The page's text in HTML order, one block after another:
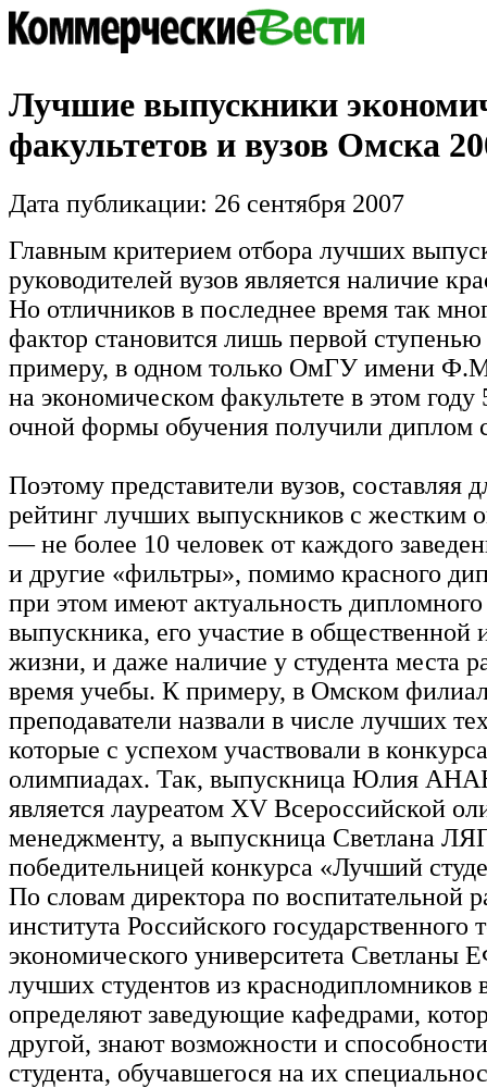
Лучшие выпускники
факультетов и вузов Омска
Дата публикации: 26 сентября 2007
Главным критерием отбора лучших
руководителей вузов является наличие
Но отличников в последнее время так
фактор становится лишь первой
примеру, в одном только ОмГУ имени Ф.М
на экономическом факультете в этом году
очной формы обучения получили диплом
Поэтому представители вузов, составляя
рейтинг лучших выпускников с жестким
— не более 10 человек от каждого
и другие «фильтры», помимо красного
при этом имеют актуальность дипломного
выпускника, его участие в общественной
жизни, и даже наличие у студента места
время учебы. К примеру, в Омском
преподаватели назвали в числе лучших
которые с успехом участвовали в
олимпиадах. Так, выпускница Юлия
является лауреатом XV Всероссийской
менеджменту, а выпускница Светлана
победительницей конкурса «Лучший
По словам директора по воспитательной
института Российского государственного
экономического университета
лучших студентов из краснодипломников
определяют заведующие кафедрами,
другой, знают возможности и
студента, обучавшегося на их